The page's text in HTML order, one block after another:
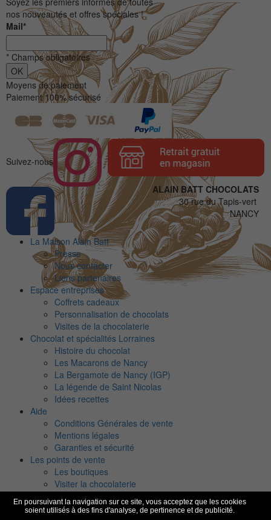
nos nouveautés et offres spéciales !
Mail*
* Champs obligatoires
Moyens de paiement
Paiement 100% sécurisé
ALAIN BATT CHOCOLATS
30 rue du Tapis-vert
NANCY
Suivez-nous
La Maison Alain Batt
Presse
Nous contacter
Liens partenaires
Espace entreprises
Coffrets cadeaux
Personnalisation de chocolats
Visites de la chocolaterie
Chocolat et spécialités Lorraines
Histoire du chocolat
Les Macarons de Nancy
La Bergamote de Nancy (IGP)
La légende de Saint Nicolas
Idées recettes
Aide
Conditions Générales de vente
Mentions légales
Garanties et sécurité
Les points de vente
Les boutiques
Visiter la chocolaterie
Parrainage & fidélité
Recherche de produits-Presse-Contact-Liens partenaires
En poursuivant la navigation sur ce site, vous acceptez que les cookies
soient utilisés à des fins d'analyse, de pertinence et de publicité.